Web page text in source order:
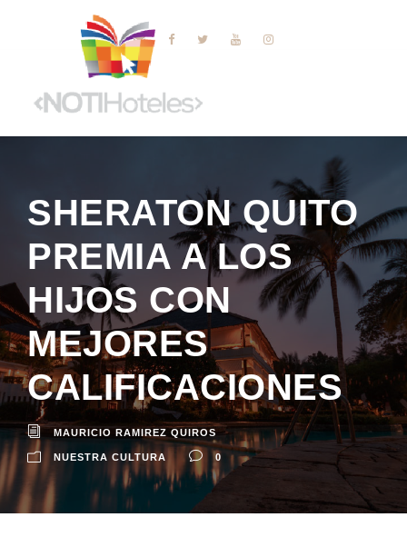
SHERATON QUITO
PREMIA A LOS
HIJOS CON
MEJORES
CALIFICACIONES
MAURICIO RAMIREZ QUIROS
NUESTRA CULTURA 0